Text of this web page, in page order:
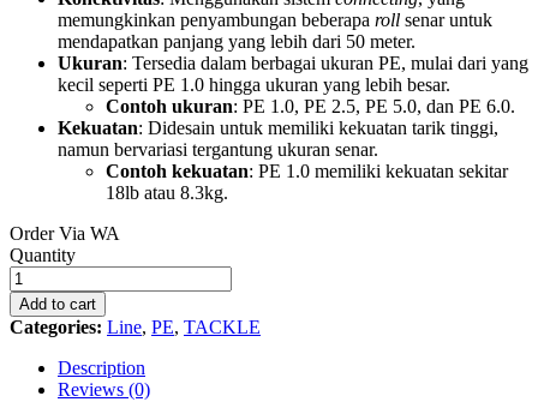
memungkinkan penyambungan beberapa roll senar untuk
mendapatkan panjang yang lebih dari 50 meter.
Ukuran: Tersedia dalam berbagai ukuran PE, mulai dari yang
kecil seperti PE 1.0 hingga ukuran yang lebih besar.
Contoh ukuran: PE 1.0, PE 2.5, PE 5.0, dan PE 6.0.
Kekuatan: Didesain untuk memiliki kekuatan tarik tinggi,
namun bervariasi tergantung ukuran senar.
Contoh kekuatan: PE 1.0 memiliki kekuatan sekitar
18lb atau 8.3kg.
Order Via WA
Line
PE
Hulk
X8
50m
quantity
Quantity
Add to cart
Categories: Line, PE, TACKLE
Description
Reviews (0)